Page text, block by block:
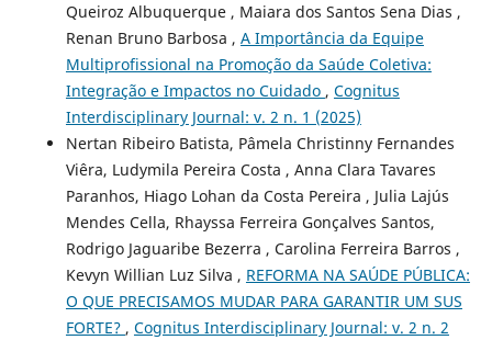
Queiroz Albuquerque , Maiara dos Santos Sena Dias ,
Renan Bruno Barbosa , A Importância da Equipe
Multiprofissional na Promoção da Saúde Coletiva:
Integração e Impactos no Cuidado , Cognitus
Interdisciplinary Journal: v. 2 n. 1 (2025)
Nertan Ribeiro Batista, Pâmela Christinny Fernandes
Viêra, Ludymila Pereira Costa , Anna Clara Tavares
Paranhos, Hiago Lohan da Costa Pereira , Julia Lajús
Mendes Cella, Rhayssa Ferreira Gonçalves Santos,
Rodrigo Jaguaribe Bezerra , Carolina Ferreira Barros ,
Kevyn Willian Luz Silva , REFORMA NA SAÚDE PÚBLICA:
O QUE PRECISAMOS MUDAR PARA GARANTIR UM SUS
FORTE? , Cognitus Interdisciplinary Journal: v. 2 n. 2